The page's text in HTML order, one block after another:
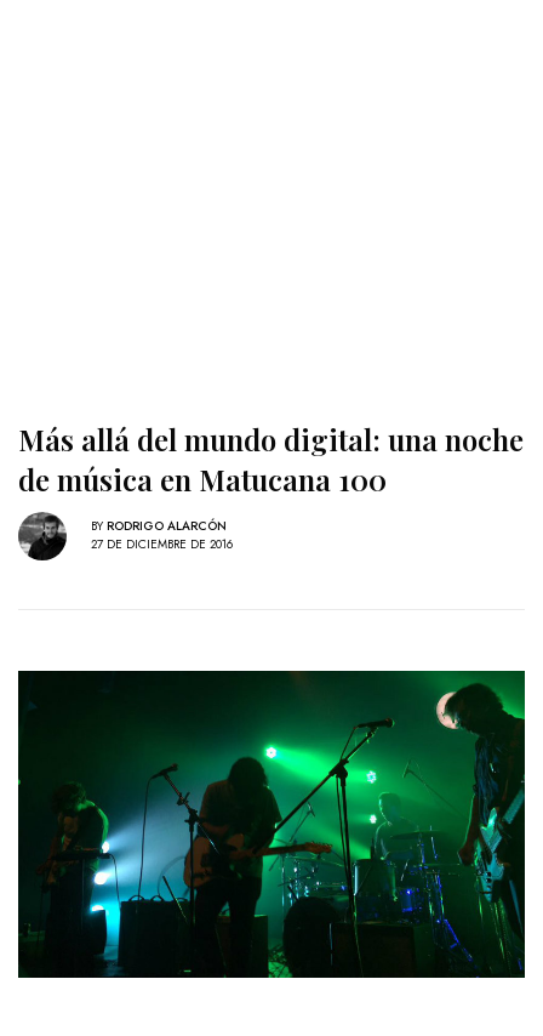
Más allá del mundo digital: una noche
de música en Matucana 100
BY RODRIGO ALARCÓN
27 DE DICIEMBRE DE 2016